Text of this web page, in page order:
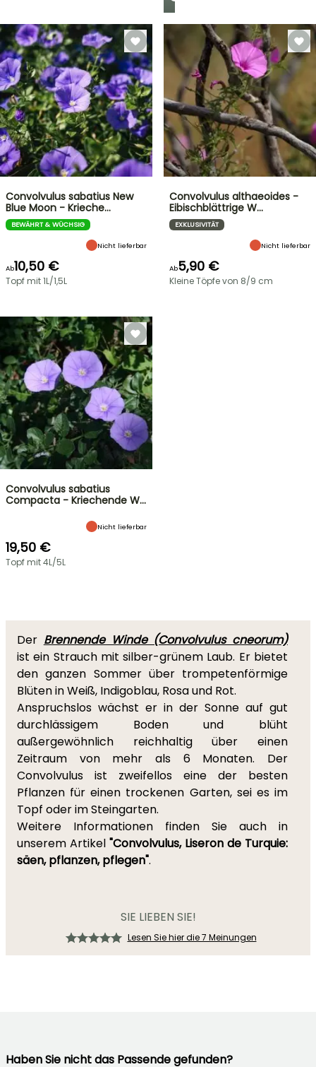
Convolvulus sabatius New
Blue Moon - Krieche…
BEWÄHRT & WÜCHSIG
Nicht lieferbar
Ab10,50 €
Topf mit 1L/1,5L
Convolvulus althaeoides -
Eibischblättrige W…
EXKLUSIVITÄT
Nicht lieferbar
Ab5,90 €
Kleine Töpfe von 8/9 cm
Convolvulus sabatius
Compacta - Kriechende W…
Nicht lieferbar
19,50 €
Topf mit 4L/5L
Der Brennende Winde (Convolvulus cneorum)
ist ein Strauch mit silber-grünem Laub. Er bietet
den ganzen Sommer über trompetenförmige
Blüten in Weiß, Indigoblau, Rosa und Rot.
Anspruchslos wächst er in der Sonne auf gut
durchlässigem Boden und blüht
außergewöhnlich reichhaltig über einen
Zeitraum von mehr als 6 Monaten. Der
Convolvulus ist zweifellos eine der besten
Pflanzen für einen trockenen Garten, sei es im
Topf oder im Steingarten.
Weitere Informationen finden Sie auch in
unserem Artikel "Convolvulus, Liseron de Turquie:
säen, pflanzen, pflegen".
SIE LIEBEN SIE!
Lesen Sie hier die 7 Meinungen
Haben Sie nicht das Passende gefunden?